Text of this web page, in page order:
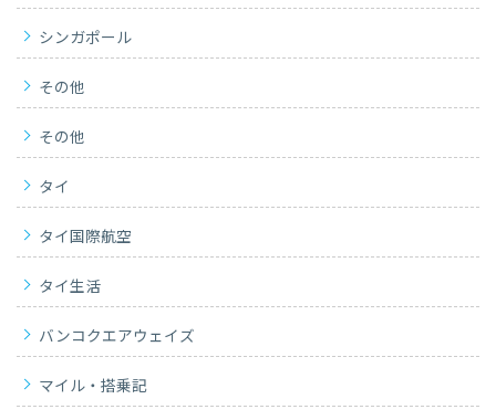
シンガポール
その他
その他
タイ
タイ国際航空
タイ生活
バンコクエアウェイズ
マイル・搭乗記